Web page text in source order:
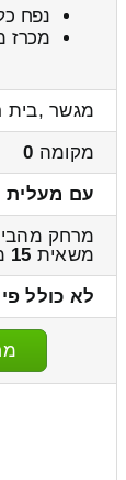
נפח
מכרז
מגשר ,בית
מקומה 0
עם
מרחק
משאית 15
לא כולל